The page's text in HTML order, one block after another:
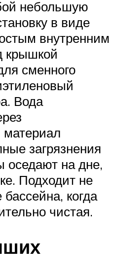
небольшую
в виде
внутренним
крышкой
сменного
Вода
загрязнения
оседают на дне,
Подходит не
когда
чистая.